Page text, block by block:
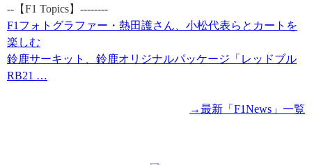
--【F1 Topics】--------
F1フォトグラファー・熱田護さん、小松代表らとカートを
楽しむ
鈴鹿サーキット、鈴鹿オリジナルパッケージ「レッドブル
RB21 …
→最新「F1News」一覧